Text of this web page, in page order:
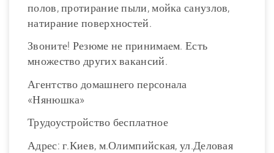
полов, протирание пыли, мойка санузлов,
натирание поверхностей.
Звоните! Резюме не принимаем. Есть
множество других вакансий.
Агентство домашнего персонала
«Нянюшка»
Трудоустройство бесплатное
Адрес: г.Киев, м.Олимпийская, ул.Деловая